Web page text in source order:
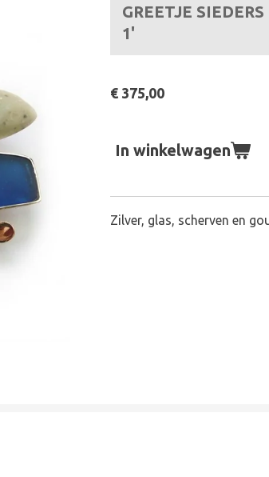
GREETJE
1'
€ 375,00
In winkelwagen
Zilver, glas, scherven en